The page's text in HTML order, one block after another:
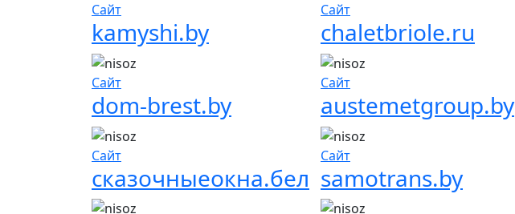
Сайт
kamyshi.by
Сайт
chaletbriole.ru
Сайт
dom-brest.by
Сайт
austemetgroup.by
Сайт
сказочныеокна.бел
Сайт
samotrans.by